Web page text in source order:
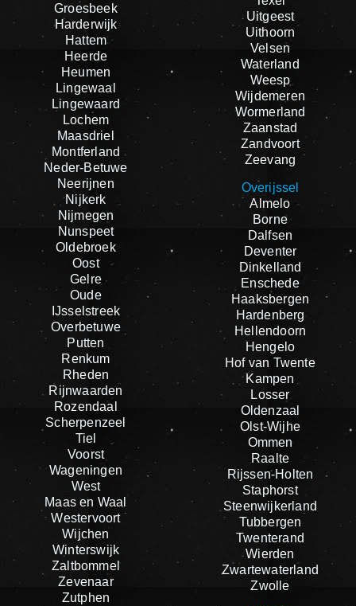
Groesbeek
Harderwijk
Hattem
Heerde
Heumen
Lingewaal
Lingewaard
Lochem
Maasdriel
Montferland
Neder-Betuwe
Neerijnen
Nijkerk
Nijmegen
Nunspeet
Oldebroek
Oost
Gelre
Oude
IJsselstreek
Overbetuwe
Putten
Renkum
Rheden
Rijnwaarden
Rozendaal
Scherpenzeel
Tiel
Voorst
Wageningen
West
Maas en Waal
Westervoort
Wijchen
Winterswijk
Zaltbommel
Zevenaar
Zutphen
Uitgeest
Uithoorn
Velsen
Waterland
Weesp
Wijdemeren
Wormerland
Zaanstad
Zandvoort
Zeevang
Overijssel
Almelo
Borne
Dalfsen
Deventer
Dinkelland
Enschede
Haaksbergen
Hardenberg
Hellendoorn
Hengelo
Hof van Twente
Kampen
Losser
Oldenzaal
Olst-Wijhe
Ommen
Raalte
Rijssen-Holten
Staphorst
Steenwijkerland
Tubbergen
Twenterand
Wierden
Zwartewaterland
Zwolle